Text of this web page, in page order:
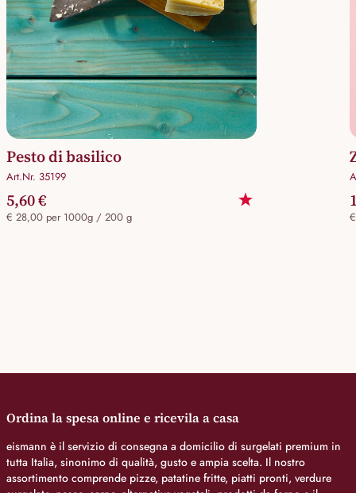
Pesto di basilico
Art.Nr. 35199
5,60 €
€ 28,00 per 1000g / 200 g
Ordina la spesa online e ricevila a casa
eismann è il servizio di consegna a domicilio di surgelati premium in
tutta Italia, sinonimo di qualità, gusto e ampia scelta. Il nostro
assortimento comprende pizze, patatine fritte, piatti pronti, verdure